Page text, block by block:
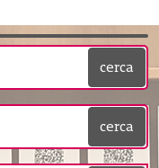
cerca
cerca